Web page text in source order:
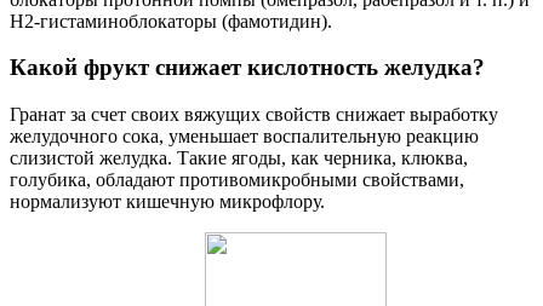
H2-гистаминоблокаторы (фамотидин).
Какой фрукт снижает кислотность желудка?
Гранат за счет своих вяжущих свойств снижает выработку
желудочного сока, уменьшает воспалительную реакцию
слизистой желудка. Такие ягоды, как черника, клюква,
голубика, обладают противомикробными свойствами,
нормализуют кишечную микрофлору.